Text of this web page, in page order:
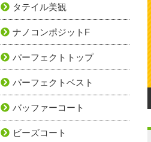
タテイル美観
ナノコンポジットF
パーフェクトトップ
パーフェクトベスト
バッファーコート
ビーズコート